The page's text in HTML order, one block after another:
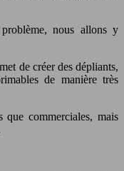
nous allons y
de créer des dépliants,
de manière très
commerciales, mais